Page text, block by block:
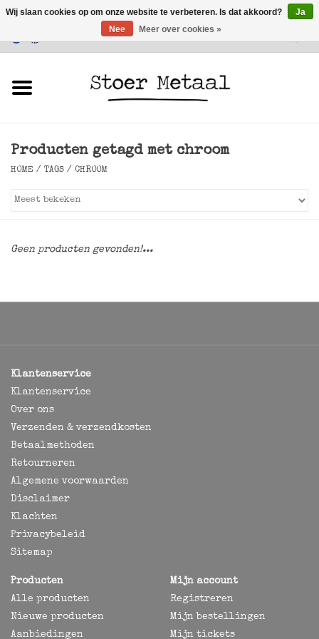
Klantenservice
Verlichting
Producten getagd met chroom
HOME / TAGS / CHROOM
Geen producten gevonden!...
Klantenservice
Klantenservice
Over ons
Verzenden & verzendkosten
Betaalmethoden
Retourneren
Algemene voorwaarden
Disclaimer
Klachten
Privacybeleid
Sitemap
Producten
Alle producten
Nieuwe producten
Aanbiedingen
Mijn account
Registreren
Mijn bestellingen
Mijn tickets
Wij slaan cookies op om onze website te verbeteren. Is dat akkoord?
Ja
Nee
Meer over cookies »